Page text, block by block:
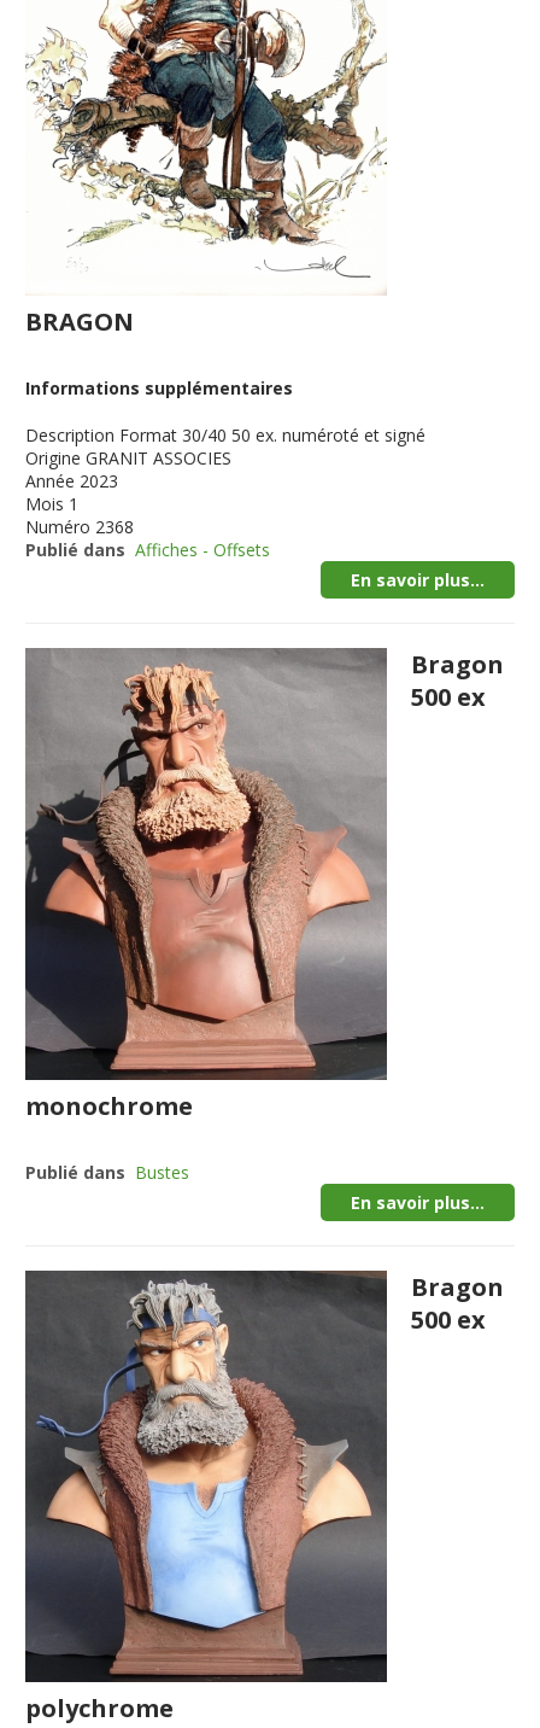
BRAGON
Informations supplémentaires
Description Format 30/40 50 ex. numéroté et signé
Origine GRANIT ASSOCIES
Année 2023
Mois 1
Numéro 2368
Publié dans Affiches - Offsets
En savoir plus...
Bragon
500 ex
monochrome
Publié dans Bustes
En savoir plus...
Bragon
500 ex
polychrome